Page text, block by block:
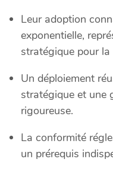
Leur adoption
exponentielle,
stratégique pour
Un déploiement
stratégique et une
rigoureuse.
La conformité
un prérequis